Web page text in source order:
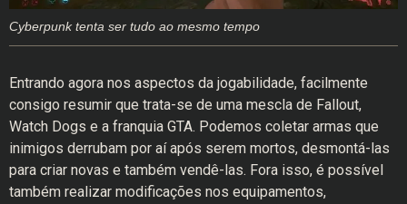
Cyberpunk tenta ser tudo ao mesmo tempo
Entrando agora nos aspectos da jogabilidade, facilmente
consigo resumir que trata-se de uma mescla de Fallout,
Watch Dogs e a franquia GTA. Podemos coletar armas que
inimigos derrubam por aí após serem mortos, desmontá-las
para criar novas e também vendê-las. Fora isso, é possível
também realizar modificações nos equipamentos,